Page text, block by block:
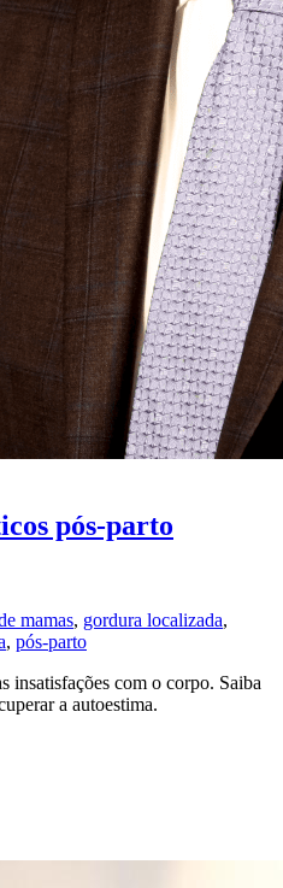
pós-parto
mamas, gordura localizada,
, pós-parto
insatisfações com o corpo. Saiba
a autoestima.